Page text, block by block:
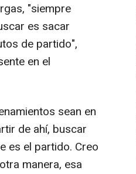
"siempre
es sacar
de partido",
en el
sean en
de ahí, buscar
es el partido. Creo
manera, esa